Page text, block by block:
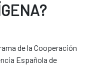
de la Cooperación
Española de